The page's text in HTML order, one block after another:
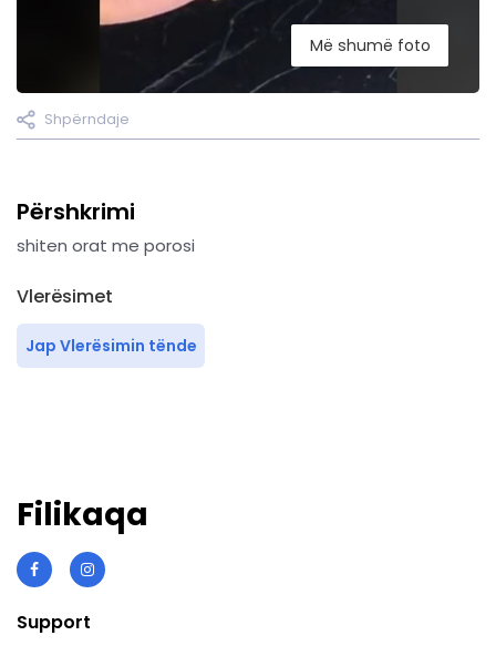
Më shumë foto
Shpërndaje
Përshkrimi
shiten orat me porosi
Vlerësimet
Jap Vlerësimin tënde
Filikaqa
Support